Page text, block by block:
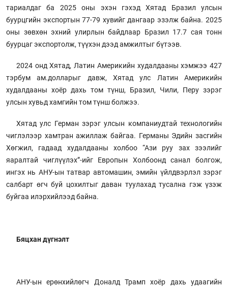
тариалдаг ба 2025 оны эхэн гэхэд Хятад Бразил улсын
буурцгийн экспортын 77-79 хувийг дангаар эзэлж байна. 2025
оны зөвхөн эхний улирлын байдлаар Бразил 17.7 сая тонн
буурцаг экспортолж, түүхэн дээд амжилтыг бүтээв.
2024 онд Хятад, Латин Америкийн худалдааны хэмжээ 427
тэрбум ам.долларыг давж, Хятад улс Латин Америкийн
худалдааны хоёр дахь том түнш, Бразил, Чили, Перу зэрэг
улсын хувьд хамгийн том түнш болжээ.
Хятад улс Герман зэрэг улсын компаниудтай технологийн
чиглэлээр хамтран ажиллаж байгаа. Германы Эдийн засгийн
Хөгжил, гадаад худалдааны холбоо “Ази руу зах зээлийг
яаралтай чиглүүлэх”-ийг Европын Холбоонд санал болгож,
ингэх нь АНУ-ын татвар автомашин, эмийн үйлдвэрлэл зэрэг
салбарт өгч буй цохилтыг даван туулахад тусална гэж үзэж
буйгаа илэрхийлээд байна.
Бяцхан дүгнэлт
АНУ-ын ерөнхийлөгч Доналд Трамп хоёр дахь удаагийн